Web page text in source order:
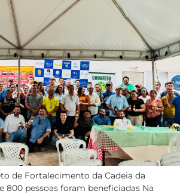
de Fortalecimento da Cadeia da
800 pessoas foram beneficiadas Na